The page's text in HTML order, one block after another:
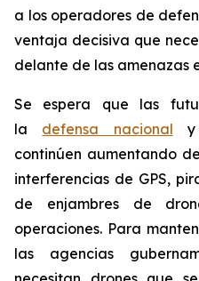
a los operadores de
ventaja decisiva que
delante de las amenazas
Se espera que las
la defensa nacional
continúen aumentando
interferencias de GPS,
de enjambres de
operaciones. Para
las agencias